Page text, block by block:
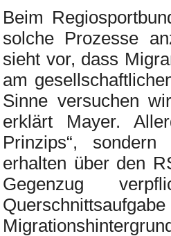
Beim
solche Prozesse
sieht vor, dass
am
Sinne versuchen
erklärt Mayer.
Prinzips“,
erhalten über den
Gegenzug